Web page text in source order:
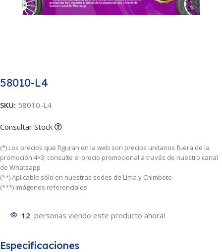
58010-L4
SKU: 58010-L4
Consultar Stock
(*) Los precios que figuran en la web son precios unitarios fuera de la
promoción 4×3; consulte el precio promocional a través de nuestro canal
de Whatsapp
(**) Aplicable sólo en nuestras sedes de Lima y Chimbote
(***) Imágenes referenciales
12 personas viendo este producto ahora!
Especificaciones